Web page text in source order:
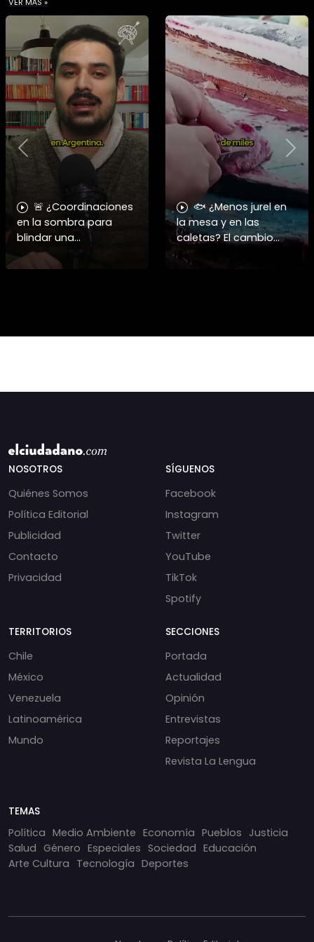
🚨 ¿Coordinaciones
en la sombra para
blindar una
candidatura
presidencial? Nuevos
🐟 ¿Menos jurel en
la mesa y en las
caletas? El cambio
climático y El Niño
alteran las aguas
Previous
NOSOTROS
Quiénes Somos
Política Editorial
Publicidad
Contacto
Privacidad
SÍGUENOS
Facebook
Instagram
Twitter
YouTube
TikTok
Spotify
TERRITORIOS
Chile
México
Venezuela
Latinoamérica
Mundo
SECCIONES
Portada
Actualidad
Opinión
Entrevistas
Reportajes
Revista La Lengua
TEMAS
Política Medio Ambiente Economía Pueblos Justicia
Salud Género Especiales Sociedad Educación
Arte Cultura Tecnología Deportes